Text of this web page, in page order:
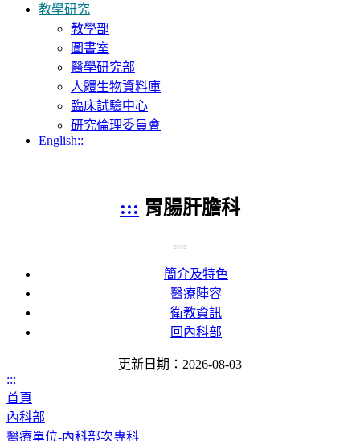
教學研究
教學部
圖書室
醫學研究部
人體生物資料庫
臨床試驗中心
研究倫理委員會
English::
::: 胃腸肝膽科
簡介及特色
醫療陣容
衛教資訊
回內科部
更新日期：2026-08-03
:::
首頁
內科部
醫療單位-內科部次專科